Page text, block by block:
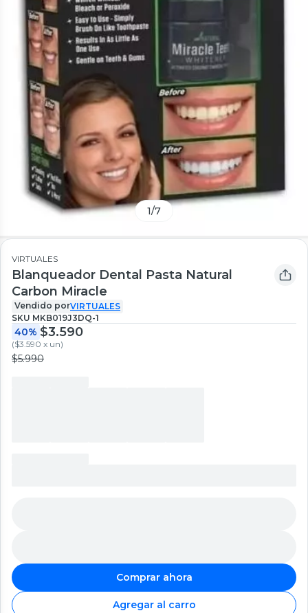
1/7
VIRTUALES
Blanqueador Dental Pasta Natural
Carbon Miracle
Vendido porVIRTUALES
SKU MKB019J3DQ-1
40% $3.590
($3.590 x un)
$5.990
Comprar ahora
Agregar al carro